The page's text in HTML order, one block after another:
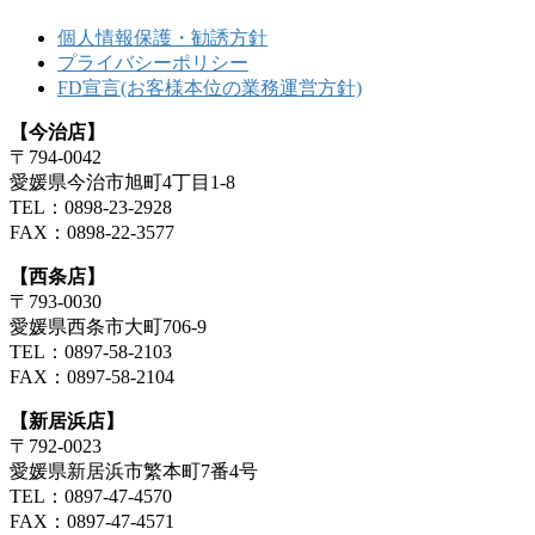
個人情報保護・勧誘方針
プライバシーポリシー
FD宣言(お客様本位の業務運営方針)
【今治店】
〒794-0042
愛媛県今治市旭町4丁目1-8
TEL：0898-23-2928
FAX：0898-22-3577
【西条店】
〒793-0030
愛媛県西条市大町706-9
TEL：0897-58-2103
FAX：0897-58-2104
【新居浜店】
〒792-0023
愛媛県新居浜市繁本町7番4号
TEL：0897-47-4570
FAX：0897-47-4571